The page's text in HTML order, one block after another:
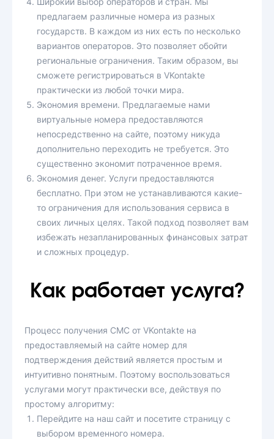
предлагаем различные номера из разных
государств. В каждом из них есть по несколько
вариантов операторов. Это позволяет обойти
региональные ограничения. Таким образом, вы
сможете регистрироваться в VKontakte
практически из любой точки мира.
Экономия времени. Предлагаемые нами
виртуальные номера предоставляются
непосредственно на сайте, поэтому никуда
дополнительно переходить не требуется. Это
существенно экономит потраченное время.
Экономия денег. Услуги предоставляются
бесплатно. При этом не устанавливаются какие-
то ограничения для использования сервиса в
своих личных целях. Такой подход позволяет вам
избежать незапланированных финансовых затрат
и сложных процедур.
Как работает услуга?
Процесс получения СМС от VKontakte на
предоставляемый на сайте номер для
подтверждения действий является простым и
интуитивно понятным. Поэтому воспользоваться
услугами могут практически все, действуя по
простому алгоритму:
Перейдите на наш сайт и посетите страницу с
выбором временного номера.